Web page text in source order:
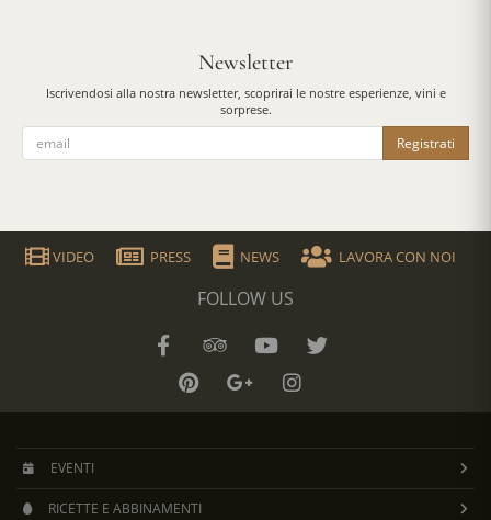
Newsletter
Iscrivendosi alla nostra newsletter, scoprirai le nostre esperienze, vini e
sorprese.
Registrati
VIDEO PRESS NEWS LAVORA CON NOI
FOLLOW US
EVENTI
RICETTE E ABBINAMENTI